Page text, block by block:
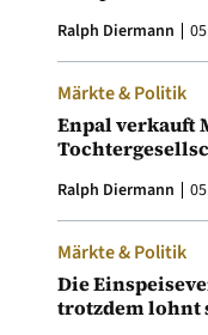
Ralph Diermann
Märkte & Politik
Enpal verkauft
Ralph Diermann
Märkte & Politik
Die
trotzdem lohnt